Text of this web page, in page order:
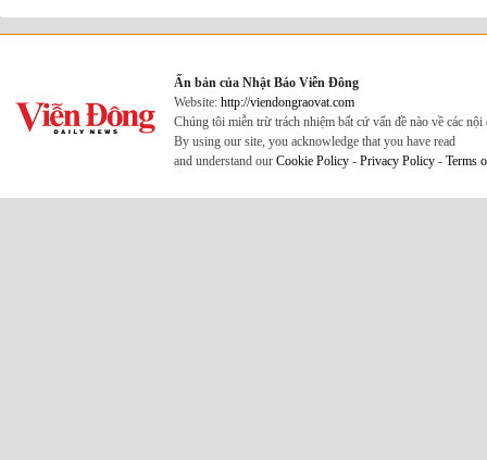
Ấn bản của Nhật Báo Viễn Đông
Website: http://viendongraovat.com
Chúng tôi miễn trừ trách nhiệm bất cứ vấn đề nào về các
By using our site, you acknowledge that you have read
and understand our Cookie Policy - Privacy Policy - Terms